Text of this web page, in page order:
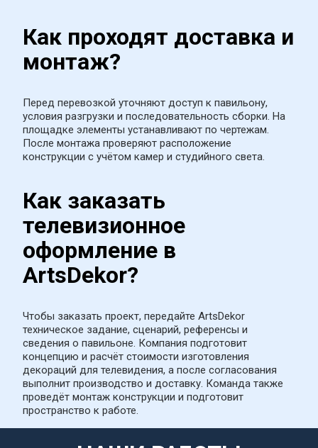
Как проходят доставка и
монтаж?
Перед перевозкой уточняют доступ к павильону,
условия разгрузки и последовательность сборки. На
площадке элементы устанавливают по чертежам.
После монтажа проверяют расположение
конструкции с учётом камер и студийного света.
Как заказать
телевизионное
оформление в
ArtsDekor?
Чтобы заказать проект, передайте ArtsDekor
техническое задание, сценарий, референсы и
сведения о павильоне. Компания подготовит
концепцию и расчёт стоимости изготовления
декораций для телевидения, а после согласования
выполнит производство и доставку. Команда также
проведёт монтаж конструкции и подготовит
пространство к работе.